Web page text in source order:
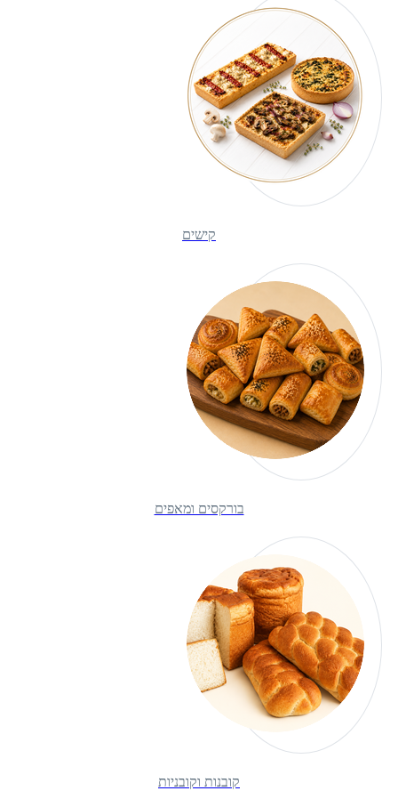
קישים
בורקסים ומאפים
קובנות וקובניות